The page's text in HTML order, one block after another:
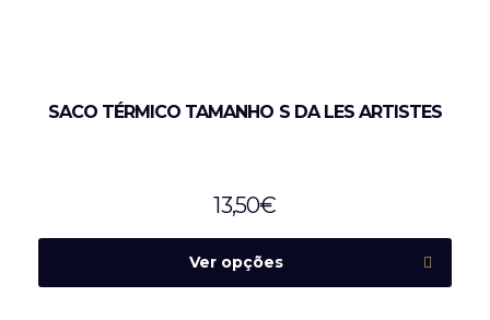
SACO TÉRMICO TAMANHO S DA LES ARTISTES
13,50€
Ver opções